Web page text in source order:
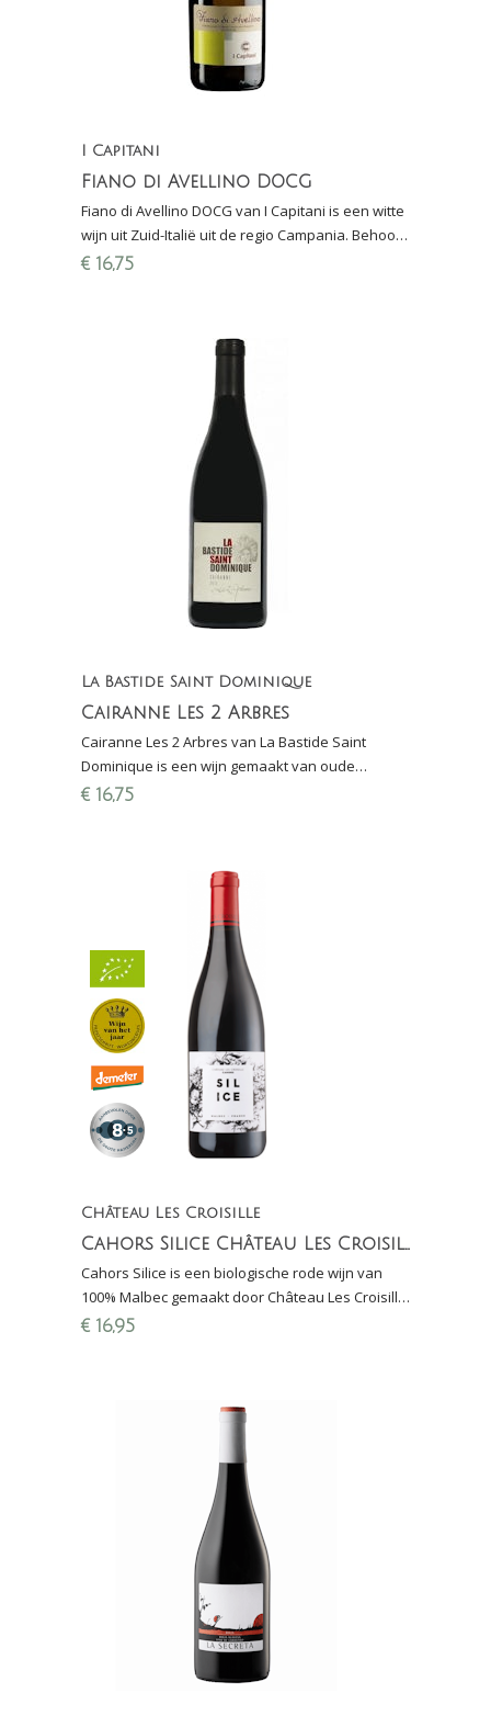
I Capitani
Fiano di Avellino DOCG
Fiano di Avellino DOCG van I Capitani is een witte
wijn uit Zuid-Italië uit de regio Campania. Behoort
tot de beste wijnen uit achterland van Napoli.
€ 16,75
La Bastide Saint Dominique
Cairanne Les 2 Arbres
Cairanne Les 2 Arbres van La Bastide Saint
Dominique is een wijn gemaakt van oude
wijnstokken aangeplant in één van de beste
€ 16,75
Château Les Croisille
Cahors Silice Château Les Croisille
Cahors Silice is een biologische rode wijn van
100% Malbec gemaakt door Château Les Croisille.
Silice is een bovenlaag van zand, mergel &
€ 16,95